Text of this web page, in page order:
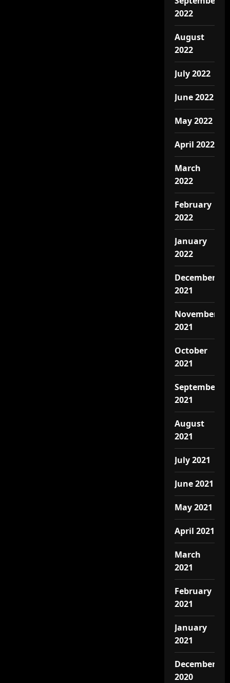
2022
August
2022
July 2022
June 2022
May 2022
April 2022
March
2022
February
2022
January
2022
December
2021
November
2021
October
2021
September
2021
August
2021
July 2021
June 2021
May 2021
April 2021
March
2021
February
2021
January
2021
December
2020